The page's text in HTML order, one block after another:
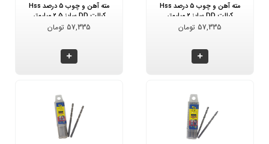
مته آهن و چوب 5 درصد Hss
کبالت DD سایز 2 میلیمتر
57,335 تومان
مته آهن و چوب 5 درصد Hss
کبالت DD سایز 2.5 میلیمتر
57,335 تومان